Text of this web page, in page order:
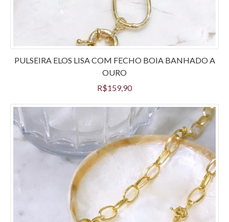
PULSEIRA ELOS LISA COM FECHO BOIA BANHADO A
OURO
R$159,90